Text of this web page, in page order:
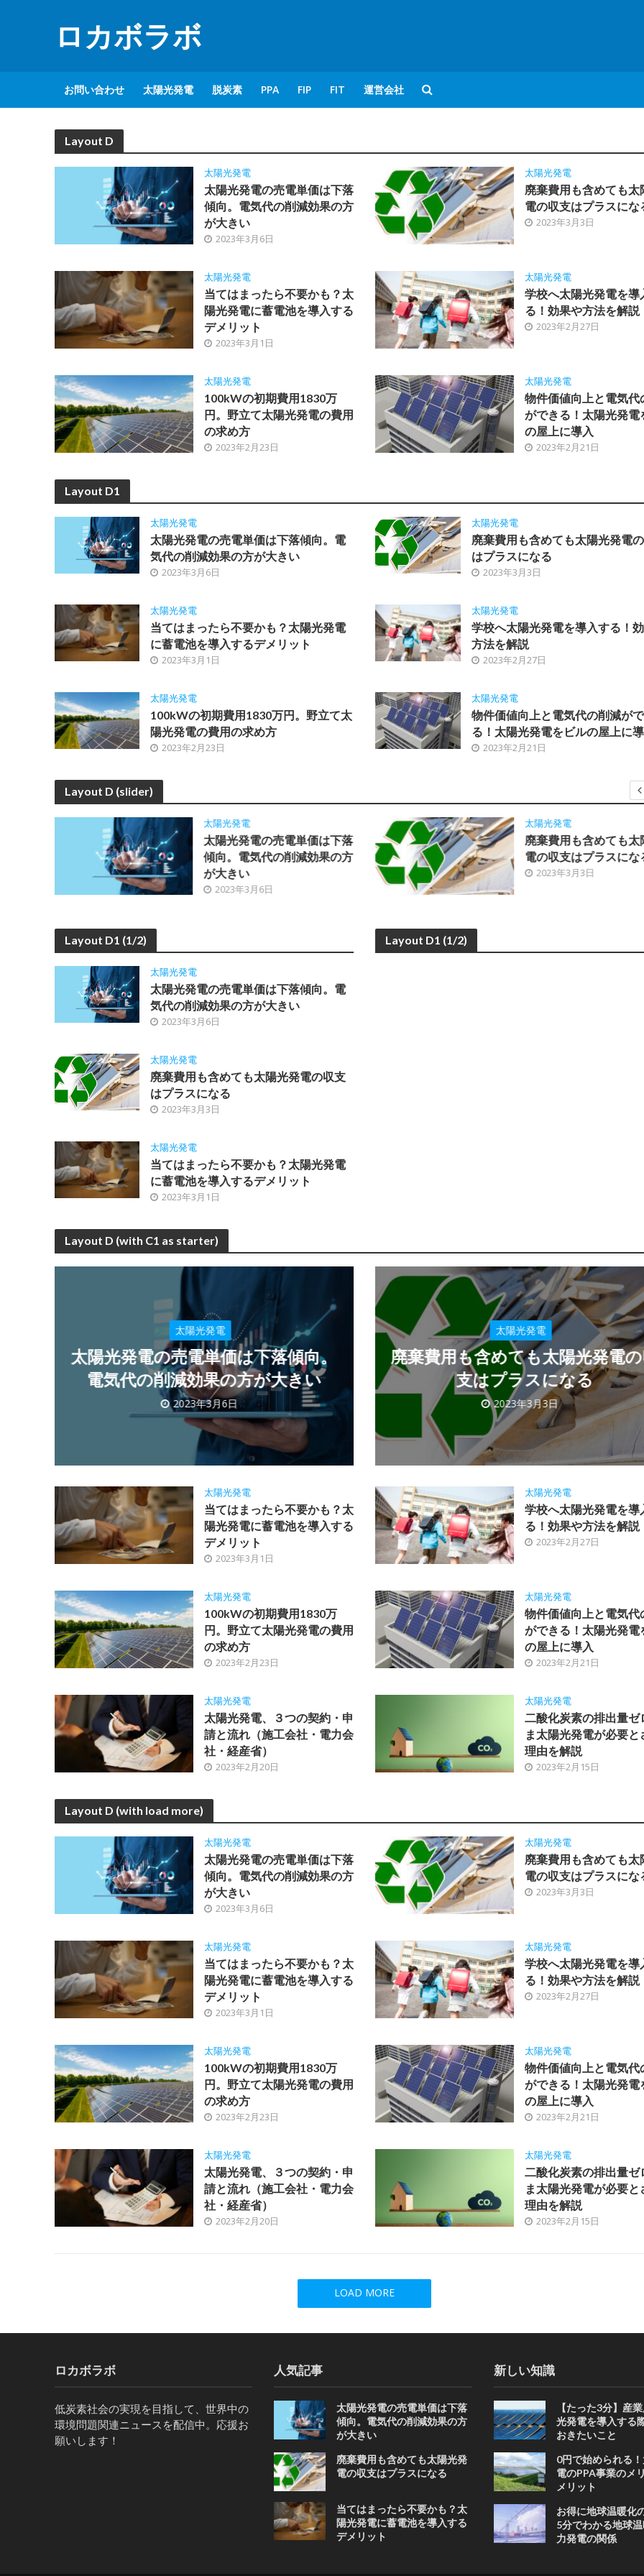
ロカボラボ
お問い合わせ 太陽光発電 脱炭素 PPA FIP FIT 運営会社
Layout D
太陽光発電
太陽光発電の売電単価は下落
傾向。電気代の削減効果の方
が大きい
2023年3月6日
太陽光発電
廃棄費用も含めても太
電の収支はプラスにな
2023年3月3日
太陽光発電
当てはまったら不要かも？太
陽光発電に蓄電池を導入する
デメリット
2023年3月1日
太陽光発電
学校へ太陽光発電を導
る！効果や方法を解説
2023年2月27日
太陽光発電
100kWの初期費用1830万
円。野立て太陽光発電の費用
の求め方
2023年2月23日
太陽光発電
物件価値向上と電気代
ができる！太陽光発電
の屋上に導入
2023年2月21日
Layout D1
太陽光発電
太陽光発電の売電単価は下落傾向。電
気代の削減効果の方が大きい
2023年3月6日
太陽光発電
廃棄費用も含めても太陽光発電
はプラスになる
2023年3月3日
太陽光発電
当てはまったら不要かも？太陽光発電
に蓄電池を導入するデメリット
2023年3月1日
太陽光発電
学校へ太陽光発電を導入する！
方法を解説
2023年2月27日
太陽光発電
100kWの初期費用1830万円。野立て太
陽光発電の費用の求め方
2023年2月23日
太陽光発電
物件価値向上と電気代の削減が
る！太陽光発電をビルの屋上に
2023年2月21日
Layout D (slider)
太陽光発電
太陽光発電の売電単価は下落
傾向。電気代の削減効果の方
が大きい
2023年3月6日
太陽光発電
廃棄費用も含めても太
電の収支はプラスにな
2023年3月3日
Layout D1 (1/2)
太陽光発電
太陽光発電の売電単価は下落傾向。電
気代の削減効果の方が大きい
2023年3月6日
太陽光発電
廃棄費用も含めても太陽光発電の収支
はプラスになる
2023年3月3日
太陽光発電
当てはまったら不要かも？太陽光発電
に蓄電池を導入するデメリット
2023年3月1日
Layout D1 (1/2)
Layout D (with C1 as starter)
太陽光発電
太陽光発電の売電単価は下落傾向。
電気代の削減効果の方が大きい
2023年3月6日
太陽光発電
廃棄費用も含めても太陽光発電
支はプラスになる
2023年3月3日
太陽光発電
当てはまったら不要かも？太
陽光発電に蓄電池を導入する
デメリット
2023年3月1日
太陽光発電
学校へ太陽光発電を導
る！効果や方法を解説
2023年2月27日
太陽光発電
100kWの初期費用1830万
円。野立て太陽光発電の費用
の求め方
2023年2月23日
太陽光発電
物件価値向上と電気代
ができる！太陽光発電
の屋上に導入
2023年2月21日
太陽光発電
太陽光発電、３つの契約・申
請と流れ（施工会社・電力会
社・経産省）
2023年2月20日
太陽光発電
二酸化炭素の排出量ゼ
ま太陽光発電が必要と
理由を解説
2023年2月15日
Layout D (with load more)
太陽光発電
太陽光発電の売電単価は下落
傾向。電気代の削減効果の方
が大きい
2023年3月6日
太陽光発電
廃棄費用も含めても太
電の収支はプラスにな
2023年3月3日
太陽光発電
当てはまったら不要かも？太
陽光発電に蓄電池を導入する
デメリット
2023年3月1日
太陽光発電
学校へ太陽光発電を導
る！効果や方法を解説
2023年2月27日
太陽光発電
100kWの初期費用1830万
円。野立て太陽光発電の費用
の求め方
2023年2月23日
太陽光発電
物件価値向上と電気代
ができる！太陽光発電
の屋上に導入
2023年2月21日
太陽光発電
太陽光発電、３つの契約・申
請と流れ（施工会社・電力会
社・経産省）
2023年2月20日
太陽光発電
二酸化炭素の排出量ゼ
ま太陽光発電が必要と
理由を解説
2023年2月15日
LOAD MORE
ロカボラボ
低炭素社会の実現を目指して、世界中の
環境問題関連ニュースを配信中。応援お
願いします！
人気記事
太陽光発電の売電単価は下落
傾向。電気代の削減効果の方
が大きい
廃棄費用も含めても太陽光発
電の収支はプラスになる
当てはまったら不要かも？太
陽光発電に蓄電池を導入する
デメリット
新しい知識
【たった3分】産
光発電を導入する
おきたいこと
0円で始められる
電のPPA事業のメ
メリット
お得に地球温暖化
5分でわかる地球
力発電の関係